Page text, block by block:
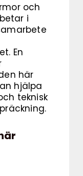
och
i
En
här
hjälpa
teknisk